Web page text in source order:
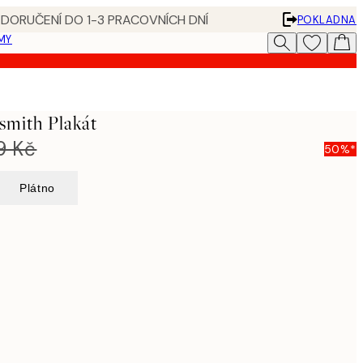
DO 1-3 PRACOVNÍCH DNÍ
POKLADNA
Plakát
Kč 50%*
Plátno